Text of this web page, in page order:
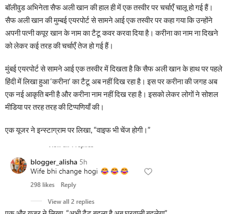
बॉलीवुड अभिनेता सैफ अली खान की हाल ही में एक तस्वीर पर चर्चाएँ चालू हो गई हैं।
सैफ अली खान की मुम्बई एयरपोर्ट से सामने आई एक तस्वीर पर कहा गया कि उन्होंने
अपनी पत्नी कपूर खान के नाम का टैटू कवर करवा दिया है। करीना का नाम ना दिखने
को लेकर कई तरह की चर्चाएँ तेज हो गई हैं।
मुंबई एयरपोर्ट से सामने आई एक तस्वीर में दिखता है कि सैफ अली खान के हाथ पर पहले
हिंदी में लिखा हुआ ‘करीना’ का टैटू अब नहीं दिख रहा है। इस पर करीना की जगह अब
एक नई आकृति बनी है और करीना नाम नहीं दिख रहा है। इसको लेकर लोगों ने सोशल
मीडिया पर तरह तरह की टिप्पणियाँ की।
एक यूजर ने इन्स्टाग्राम पर लिखा, “वाइफ भी चेंज होगी।”